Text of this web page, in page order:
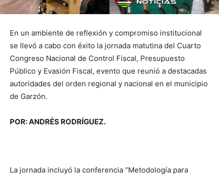
En un ambiente de reflexión y compromiso institucional
se llevó a cabo con éxito la jornada matutina del Cuarto
Congreso Nacional de Control Fiscal, Presupuesto
Público y Evasión Fiscal, evento que reunió a destacadas
autoridades del orden regional y nacional en el municipio
de Garzón.
POR: ANDRÉS RODRÍGUEZ.
La jornada incluyó la conferencia “Metodología para